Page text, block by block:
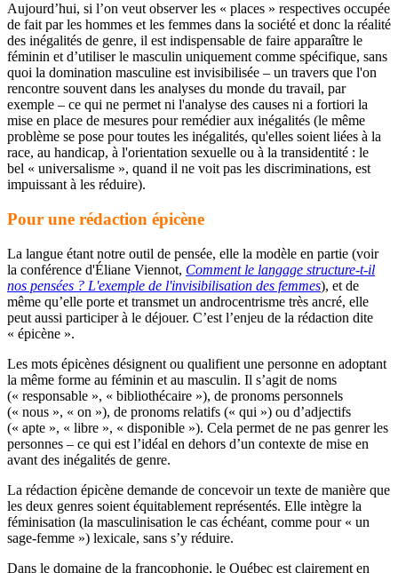
Aujourd’hui, si l’on veut observer les « places » respectives occupée
de fait par les hommes et les femmes dans la société et donc la réalité
des inégalités de genre, il est indispensable de faire apparaître le
féminin et d’utiliser le masculin uniquement comme spécifique, sans
quoi la domination masculine est invisibilisée – un travers que l'on
rencontre souvent dans les analyses du monde du travail, par
exemple – ce qui ne permet ni l'analyse des causes ni a fortiori la
mise en place de mesures pour remédier aux inégalités (le même
problème se pose pour toutes les inégalités, qu'elles soient liées à la
race, au handicap, à l'orientation sexuelle ou à la transidentité : le
bel « universalisme », quand il ne voit pas les discriminations, est
impuissant à les réduire).
Pour une rédaction épicène
La langue étant notre outil de pensée, elle la modèle en partie (voir
la conférence d'Éliane Viennot, Comment le langage structure-t-il
nos pensées ? L'exemple de l'invisibilisation des femmes), et de
même qu’elle porte et transmet un androcentrisme très ancré, elle
peut aussi participer à le déjouer. C’est l’enjeu de la rédaction dite
« épicène ».
Les mots épicènes désignent ou qualifient une personne en adoptant
la même forme au féminin et au masculin. Il s’agit de noms
(« responsable », « bibliothécaire »), de pronoms personnels
(« nous », « on »), de pronoms relatifs (« qui ») ou d’adjectifs
(« apte », « libre », « disponible »). Cela permet de ne pas genrer les
personnes – ce qui est l’idéal en dehors d’un contexte de mise en
avant des inégalités de genre.
La rédaction épicène demande de concevoir un texte de manière que
les deux genres soient équitablement représentés. Elle intègre la
féminisation (la masculinisation le cas échéant, comme pour « un
sage-femme ») lexicale, sans s’y réduire.
Dans le domaine de la francophonie, le Québec est clairement en